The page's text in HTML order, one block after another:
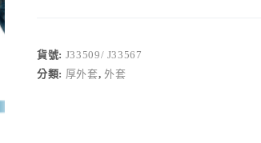
貨號: J33509/ J33567
分類: 厚外套, 外套